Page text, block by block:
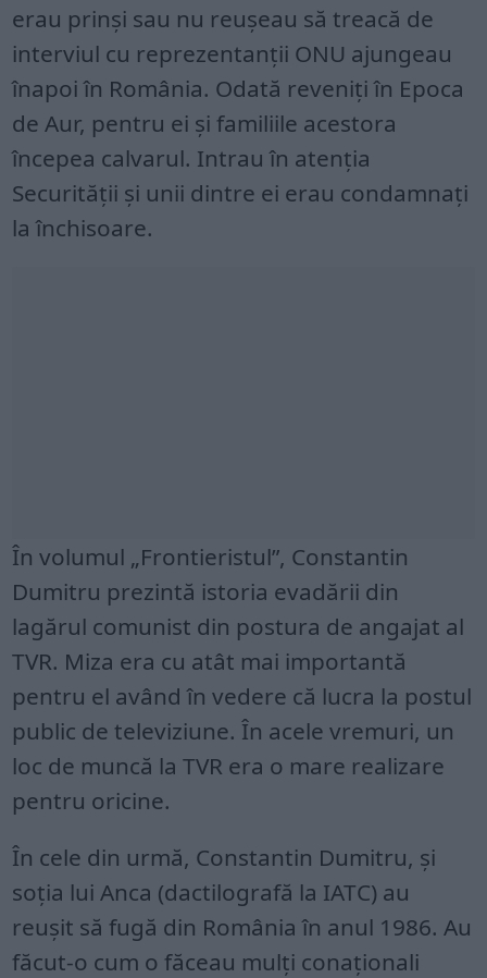
erau prinşi sau nu reuşeau să treacă de
interviul cu reprezentanţii ONU ajungeau
înapoi în România. Odată reveniţi în Epoca
de Aur, pentru ei şi familiile acestora
începea calvarul. Intrau în atenţia
Securităţii şi unii dintre ei erau condamnaţi
la închisoare.
În volumul „Frontieristul”, Constantin
Dumitru prezintă istoria evadării din
lagărul comunist din postura de angajat al
TVR. Miza era cu atât mai importantă
pentru el având în vedere că lucra la postul
public de televiziune. În acele vremuri, un
loc de muncă la TVR era o mare realizare
pentru oricine.
În cele din urmă, Constantin Dumitru, şi
soţia lui Anca (dactilografă la IATC) au
reuşit să fugă din România în anul 1986. Au
făcut-o cum o făceau mulţi conaţionali